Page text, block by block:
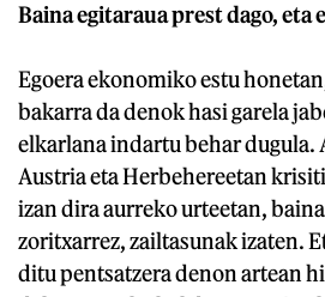
Baina egitaraua prest dago, eta
Egoera ekonomiko estu
bakarra da denok hasi garela
elkarlana indartu behar dugula.
Austria eta Herbehereetan
izan dira aurreko urteetan,
zoritxarrez, zailtasunak izaten.
ditu pentsatzera denon artean